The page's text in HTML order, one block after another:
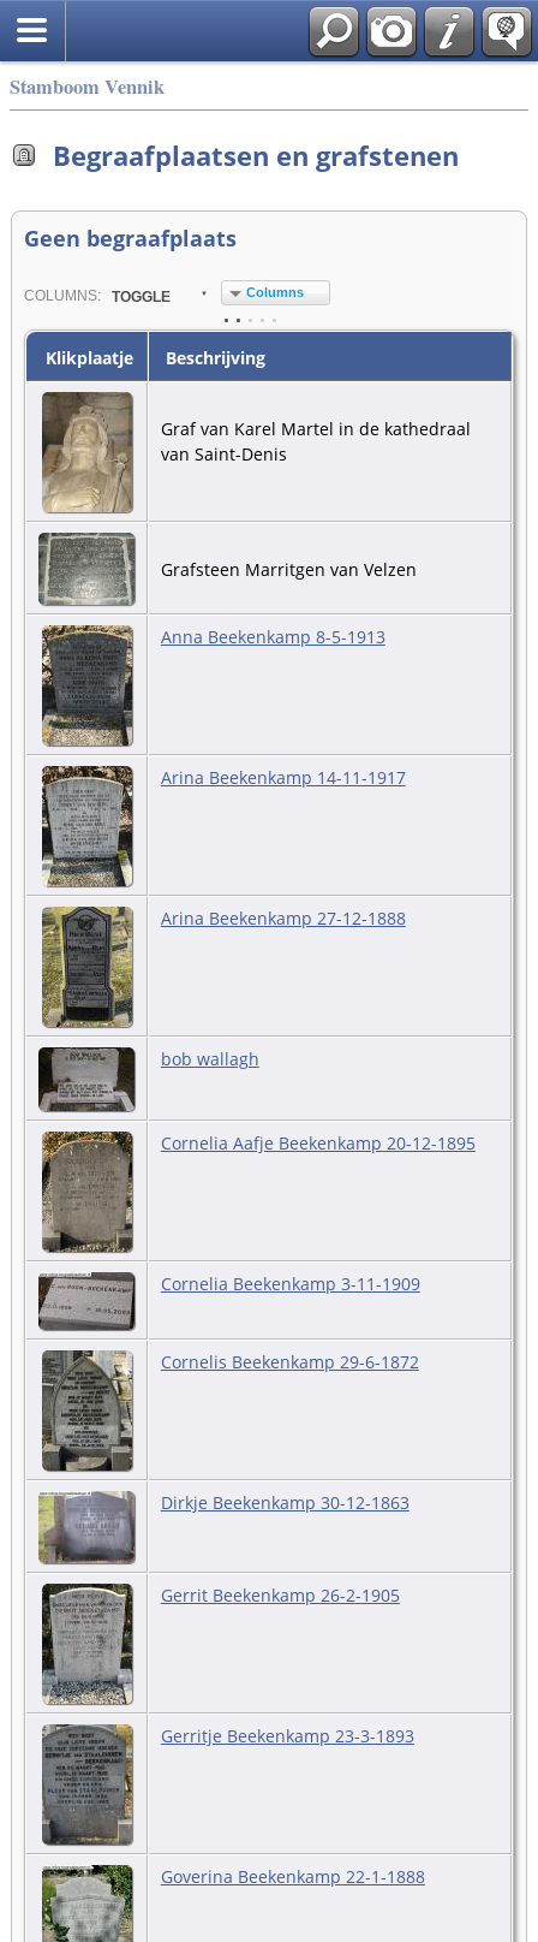
Stamboom Vennik
Begraafplaatsen en grafstenen
Geen begraafplaats
COLUMN S: TOGGLE Columns
Klikplaatje Beschrijving
Graf van Karel Martel in de kathedraal
van Saint-Denis
Grafsteen Marritgen van Velzen
Anna Beekenkamp 8-5-1913
Arina Beekenkamp 14-11-1917
Arina Beekenkamp 27-12-1888
bob wallagh
Cornelia Aafje Beekenkamp 20-12-1895
Cornelia Beekenkamp 3-11-1909
Cornelis Beekenkamp 29-6-1872
Dirkje Beekenkamp 30-12-1863
Gerrit Beekenkamp 26-2-1905
Gerritje Beekenkamp 23-3-1893
Goverina Beekenkamp 22-1-1888